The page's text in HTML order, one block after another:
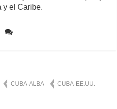
y el Caribe.
CUBA-ALBA
CUBA-EE.UU.